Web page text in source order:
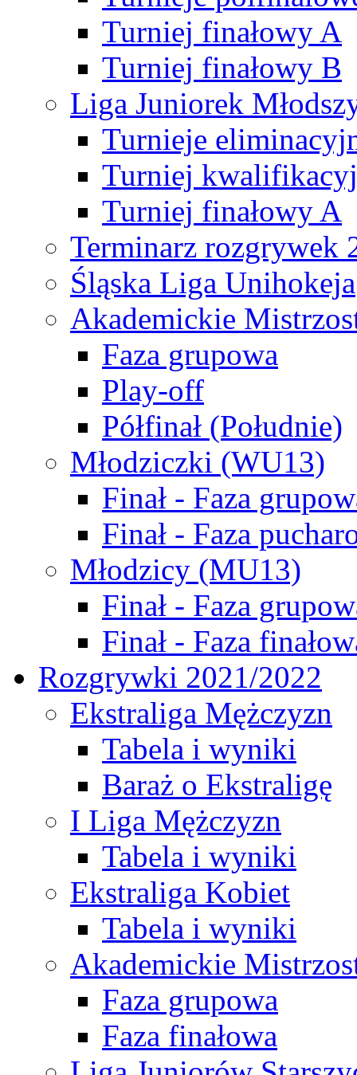
Turniej finałowy A
Turniej finałowy B
Liga Juniorek
Turnieje
Turniej
Turniej finałowy A
Terminarz rozgrywek
Śląska Liga Unihokeja
Akademickie
Faza grupowa
Play-off
Półfinał (Południe)
Młodziczki (WU13)
Finał - Faza
Finał - Faza
Młodzicy (MU13)
Finał - Faza
Finał - Faza
Rozgrywki 2021/2022
Ekstraliga Mężczyzn
Tabela i wyniki
Baraż o Ekstraligę
I Liga Mężczyzn
Tabela i wyniki
Ekstraliga Kobiet
Tabela i wyniki
Akademickie
Faza grupowa
Faza finałowa